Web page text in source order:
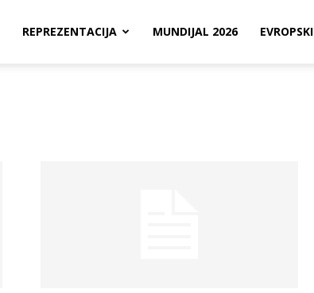
REPREZENTACIJA MUNDIJAL 2026 EVROPSKI